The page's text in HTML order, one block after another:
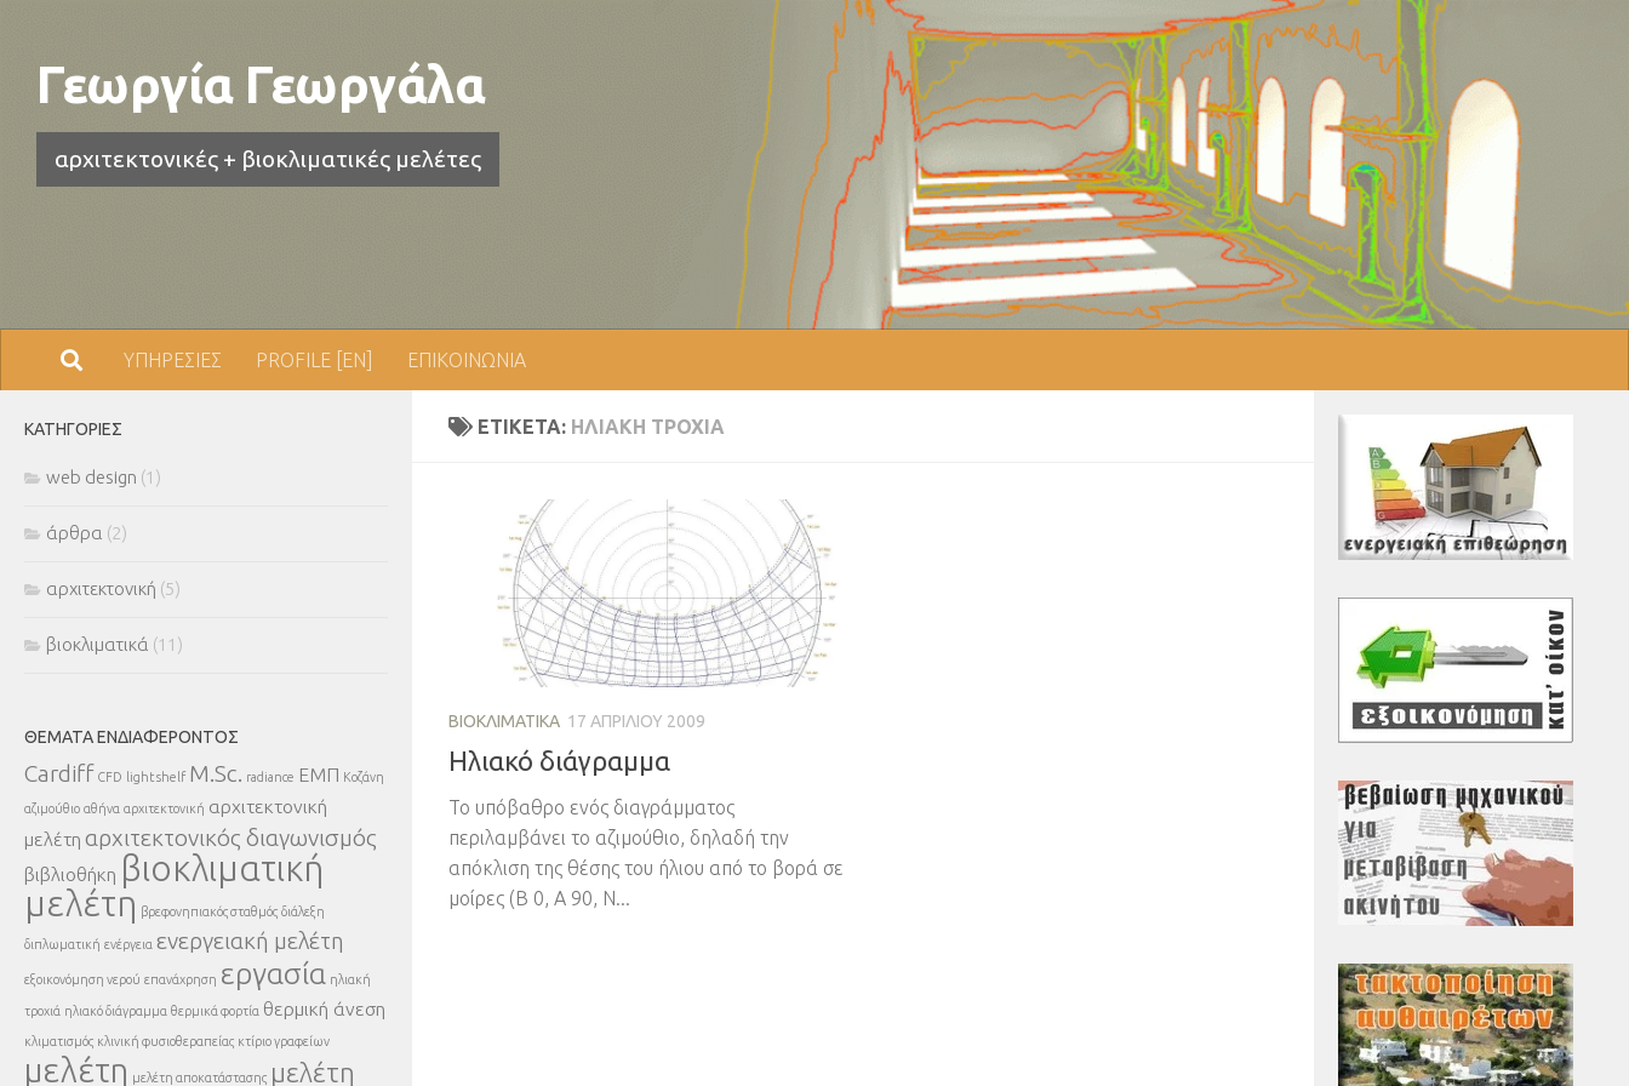
Γεωργία Γεωργάλα
αρχιτεκτονικές + βιοκλιματικές μελέτες
ΥΠΗΡΕΣΙΕΣ PROFILE [EN] ΕΠΙΚΟΙΝΩΝΙΑ
ΕΤΙΚΈΤΑ: ΗΛΙΑΚΉ ΤΡΟΧΙΆ
ΒΙΟΚΛΙΜΑΤΙΚΆ 17 ΑΠΡΙΛΊΟΥ 2009
Ηλιακό διάγραμμα
Το υπόβαθρο ενός διαγράμματος
περιλαμβάνει το αζιμούθιο, δηλαδή την
απόκλιση της θέσης του ήλιου από το βορά σε
μοίρες (Β 0, Α 90, Ν...
ΚΑΤΗΓΟΡΊΕΣ
web design (1)
άρθρα (2)
αρχιτεκτονική (5)
βιοκλιματικά (11)
ΘΈΜΑΤΑ ΕΝΔΙΑΦΈΡΟΝΤΟΣ
Cardiff CFD light shelf M.Sc. radiance ΕΜΠ Κοζάνη
αζιμούθιο αθήνα αρχιτεκτονική αρχιτεκτονική
μελέτη αρχιτεκτονικός διαγωνισμός
βιβλιοθήκη βιοκλιματική
μελέτη βρεφονηπιακός σταθμός διάλεξη
διπλωματική ενέργεια ενεργειακή μελέτη
εξοικονόμηση νερού επανάχρηση εργασία ηλιακή
τροχιά ηλιακό διάγραμμα θερμικά φορτία θερμική άνεση
κλιματισμός κλινική φυσιοθεραπείας κτίριο γραφείων
μελέτη μελέτη αποκατάστασης μελέτη